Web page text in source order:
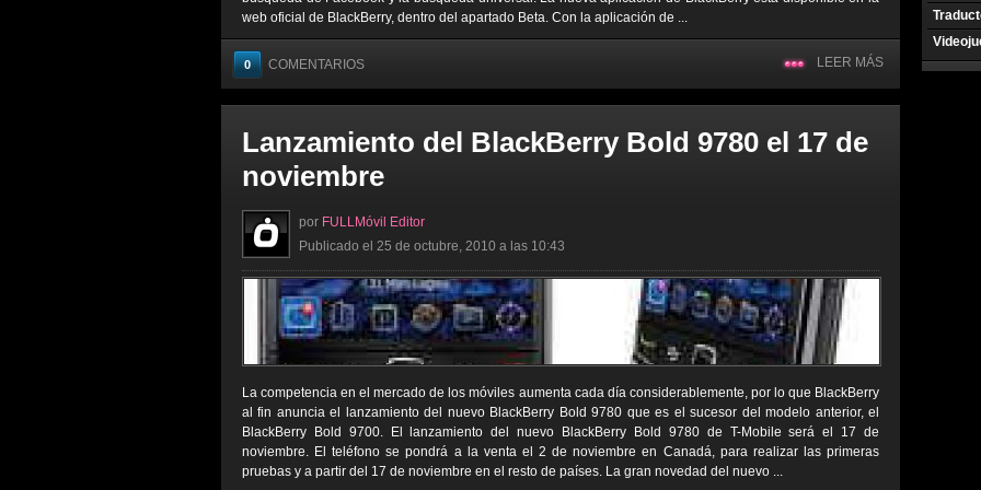
web oficial de BlackBerry, dentro del apartado Beta. Con la aplicación de ...
0 COMENTARIOS LEER MÁS
Lanzamiento del BlackBerry Bold 9780 el 17 de
noviembre
por FULLMóvil Editor
Publicado el 25 de octubre, 2010 a las 10:43
La competencia en el mercado de los móviles aumenta cada día considerablemente, por lo que BlackBerry
al fin anuncia el lanzamiento del nuevo BlackBerry Bold 9780 que es el sucesor del modelo anterior, el
BlackBerry Bold 9700. El lanzamiento del nuevo BlackBerry Bold 9780 de T-Mobile será el 17 de
noviembre. El teléfono se pondrá a la venta el 2 de noviembre en Canadá, para realizar las primeras
pruebas y a partir del 17 de noviembre en el resto de países. La gran novedad del nuevo ...